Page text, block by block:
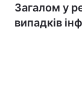
Загалом у
випадків